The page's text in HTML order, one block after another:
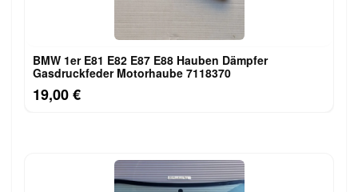
BMW 1er E81 E82 E87 E88 Hauben Dämpfer
Gasdruckfeder Motorhaube 7118370
19,00 €